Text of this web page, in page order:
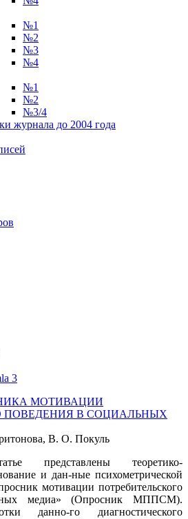
№1
№2
№3
№4
№1
№2
№3/4
журнала до 2004 года
3
МОТИВАЦИИ
ПОВЕДЕНИЯ В СОЦИАЛЬНЫХ
В. О. Покуль
представлены теоретико-
и дан-ные психометрической
мотивации потребительского
медиа» (Опросник МППСМ).
данно-го диагностического